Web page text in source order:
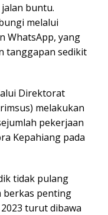
buntu.
melalui
WhatsApp, yang
tanggapan sedikit
Direktorat
melakukan
pekerjaan
Kepahiang pada
tidak pulang
berkas penting
turut dibawa